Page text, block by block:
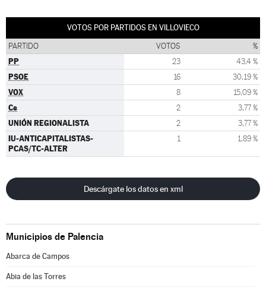
VOTOS POR PARTIDOS EN VILLOVIECO
PARTIDO VOTOS %
PP 23 43,4 %
PSOE 16 30,19 %
VOX 8 15,09 %
Cs 2 3,77 %
UNIÓN REGIONALISTA 2 3,77 %
IU-ANTICAPITALISTAS-
PCAS/TC-ALTER
1 1,89 %
Descárgate los datos en xml
Municipios de Palencia
Abarca de Campos
Abia de las Torres